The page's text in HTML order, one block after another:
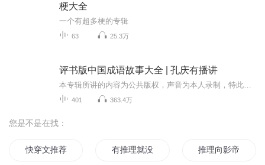
梗大全
一个有超多梗的专辑
63 25.3万
评书版中国成语故事大全 | 孔庆有播讲
401 363.4万
您是不是在找：
快穿文推荐 有推理就没有恋爱 推理向影帝